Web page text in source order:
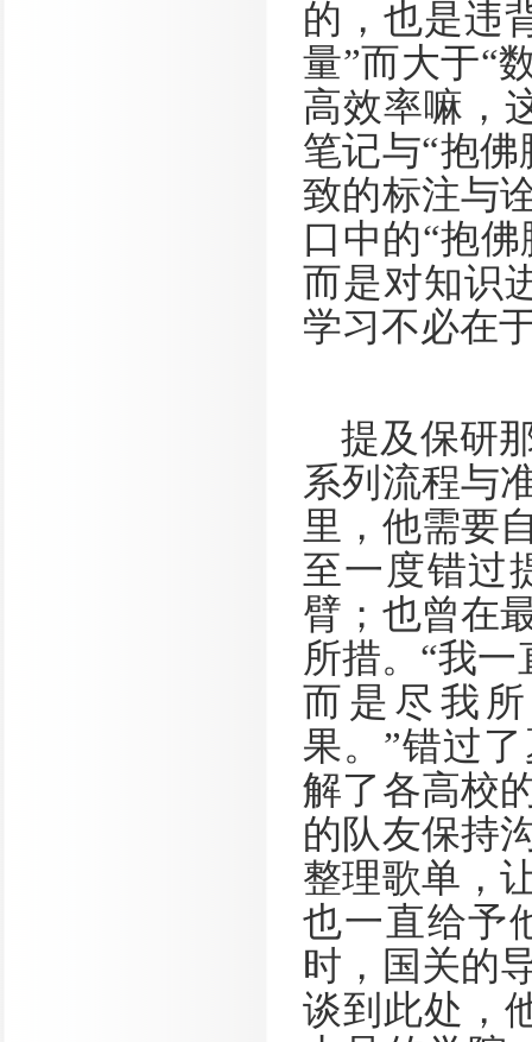
的，也是违
量”而大于“
高效率嘛，
笔记与“抱
致的标注与
口中的“抱
而是对知识
学习不必在
提及保研
系列流程与
里，他需要
至一度错过
臂；也曾在
所措。“我一
而是尽我
果。”错过
解了各高校
的队友保持
整理歌单，
也一直给予
时，国关的
谈到此处，